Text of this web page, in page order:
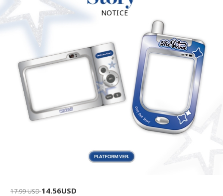
NOTICE
17.99 USD14.56USD